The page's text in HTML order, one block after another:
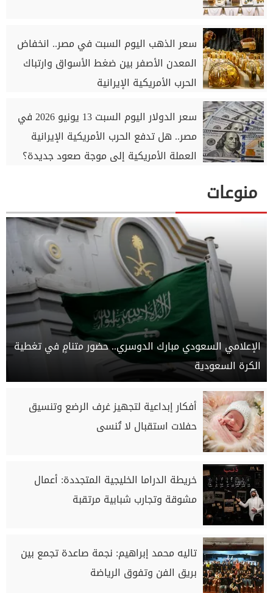
سعر الذهب اليوم السبت في مصر.. انخفاض
المعدن الأصفر بين ضغط الأسواق وارتباك
الحرب الأمريكية الإيرانية
سعر الدولار اليوم السبت 13 يونيو 2026 في
مصر.. هل تدفع الحرب الأمريكية الإيرانية
العملة الأمريكية إلى موجة صعود جديدة؟
منوعات
الإعلامي السعودي مبارك الدوسري.. حضور متنامٍ في تغطية
الكرة السعودية
أفكار إبداعية لتجهيز غرف الرضع وتنسيق
حفلات استقبال لا تُنسى
خريطة الدراما الخليجية المتجددة: أعمال
مشوقة وتجارب شبابية مرتقبة
تاليه محمد إبراهيم: نجمة صاعدة تجمع بين
بريق الفن وتفوق الرياضة